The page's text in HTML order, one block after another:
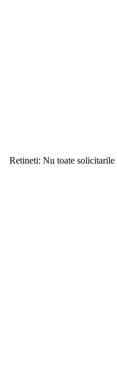
Retineti: Nu toate solicitarile